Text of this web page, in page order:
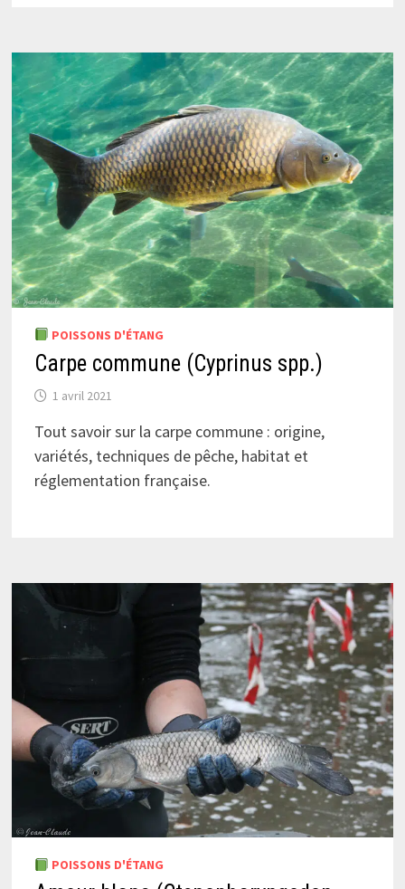
POISSONS D'ÉTANG
Carpe commune (Cyprinus spp.)
1 avril 2021
Tout savoir sur la carpe commune : origine,
variétés, techniques de pêche, habitat et
réglementation française.
POISSONS D'ÉTANG